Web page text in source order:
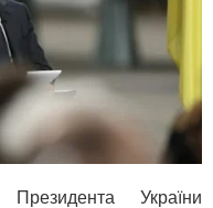
Президента України